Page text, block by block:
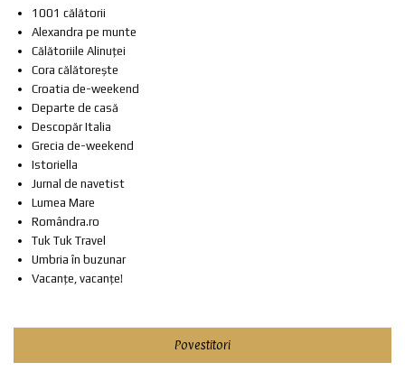
1001 călătorii
Alexandra pe munte
Călătoriile Alinuței
Cora călătorește
Croatia de-weekend
Departe de casă
Descopăr Italia
Grecia de-weekend
Istoriella
Jurnal de navetist
Lumea Mare
Romândra.ro
Tuk Tuk Travel
Umbria în buzunar
Vacanțe, vacanțe!
Povestitori